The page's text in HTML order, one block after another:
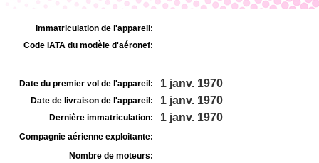
Immatriculation de l'appareil:
Code IATA du modèle d'aéronef:
Date du premier vol de l'appareil: 1 janv. 1970
Date de livraison de l'appareil: 1 janv. 1970
Dernière immatriculation: 1 janv. 1970
Compagnie aérienne exploitante:
Nombre de moteurs: